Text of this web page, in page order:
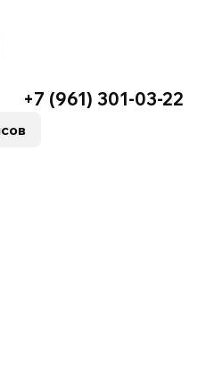
+7 (961) 301-03-22